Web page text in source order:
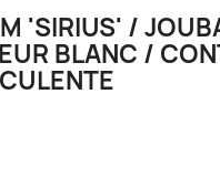
'SIRIUS' /
BLANC /